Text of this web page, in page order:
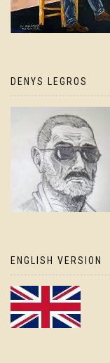
DENYS LEGROS
ENGLISH VERSION